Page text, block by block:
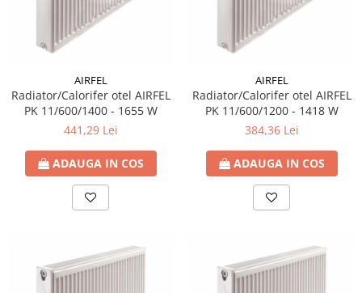
Pachet Centrale Termice
Instant pe gaz natural si GPL
Cazane, Centrale si Termoseminee
cu functionare pe peleti
Centrale termice electrice
Convectoare pe gaz si convectoare
electrice
Seminee si Sobe
Seminee pe lemne
Radiatoare/Calorifere
Radiatoare/Calorifere din otel
AIRFEL
Radiator/Calorifer otel AIRFEL
PK 11/600/1400 - 1655 W
441,29 Lei
ADAUGA IN COS
AIRFEL
Radiator/Calorifer otel AIRFEL
PK 11/600/1200 - 1418 W
384,36 Lei
ADAUGA IN COS